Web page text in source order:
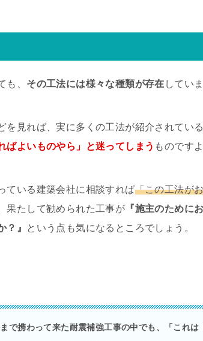
も、 その工法には様々な種類が存在 していま
見れば、実に多くの工法が紹介されている
ばよいものやら」と迷ってしまう ものですよ
ている建築会社に相談すれば「この工法が
果たして勧められた工事が 『施主のために
？』
という点も気になるところでしょう。
で携わって来た耐震補強工事の中でも、「これは